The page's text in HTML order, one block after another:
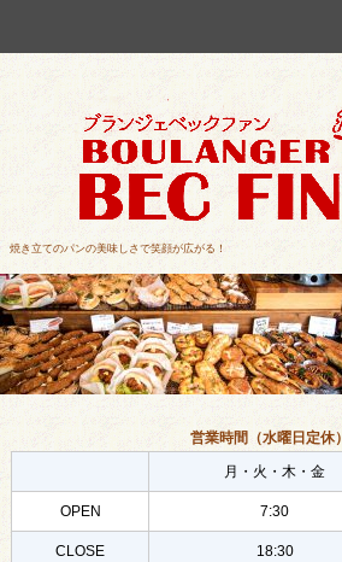
焼き立てのパンの美味しさで笑顔が広がる！
営業時間（水曜日定休）
月・火・木・金
OPEN 7:30
CLOSE 18:30